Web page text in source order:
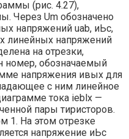
(рис. 4.27),
Через Um обозначено
напряжений uab, иЬс,
линейных напряжений
на отрезки,
номер, обозначаемый
напряжения ивых для
с ним линейное
тока ieblx —
пары тиристоров.
1. На этом отрезке
напряжение иЬс